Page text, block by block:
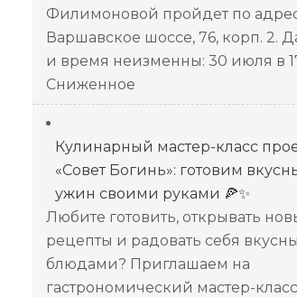
Филимоновой пройдет по
Варшавское шоссе, 76, корп. 2.
и время неизменны: 30 июля в
Сниженное
Кулинарный мастер-класс
«Совет Богинь»: готовим
ужин своими руками 🍕✨
Любите готовить, открывать
рецепты и радовать себя
блюдами? Приглашаем на
гастрономический мастер-класс